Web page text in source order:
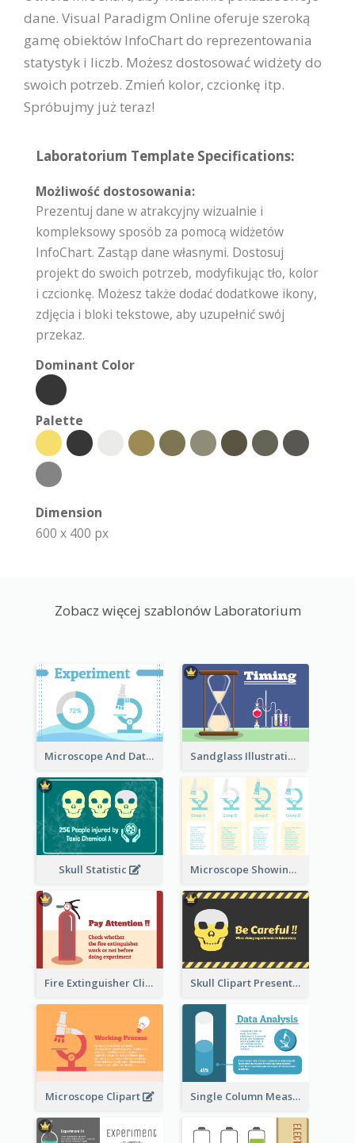
dane. Visual Paradigm Online oferuje szeroką
gamę obiektów InfoChart do reprezentowania
statystyk i liczb. Możesz dostosować widżety do
swoich potrzeb. Zmień kolor, czcionkę itp.
Spróbujmy już teraz!
Laboratorium Template Specifications:
Możliwość dostosowania:
Prezentuj dane w atrakcyjny wizualnie i
kompleksowy sposób za pomocą widżetów
InfoChart. Zastąp dane własnymi. Dostosuj
projekt do swoich potrzeb, modyfikując tło, kolor
i czcionkę. Możesz także dodać dodatkowe ikony,
zdjęcia i bloki tekstowe, aby uzupełnić swój
przekaz.
Dominant Color
Palette
Dimension
600 x 400 px
Zobacz więcej szablonów Laboratorium
Microscope And Data Clipart Sandglass Illustration
Skull Statistic Microscope Showing Comparison
Fire Extinguisher Clipart Skull Clipart Presenting Dangerous
Microscope Clipart Single Column Measurement